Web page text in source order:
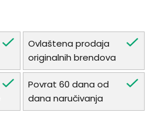
Ovlaštena prodaja
originalnih brendova
Povrat 60 dana od
dana naručivanja